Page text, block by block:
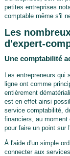
petites entreprises
comptable même s'il
Les
d'expert-
Une comptabilité
Les entrepreneurs
ligne ont comme
entièrement
est en effet ainsi
service comptabilité,
financiers, au moment
pour faire un point sur
À l'aide d'un simple
connecter aux